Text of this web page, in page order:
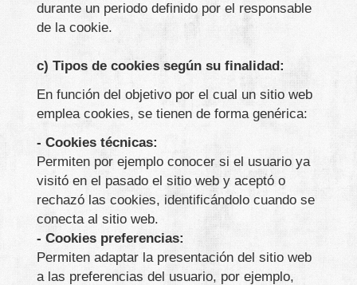
durante un periodo definido por el responsable
de la cookie.
c) Tipos de cookies según su finalidad:
En función del objetivo por el cual un sitio web
emplea cookies, se tienen de forma genérica:
- Cookies técnicas:
Permiten por ejemplo conocer si el usuario ya
visitó en el pasado el sitio web y aceptó o
rechazó las cookies, identificándolo cuando se
conecta al sitio web.
- Cookies preferencias:
Permiten adaptar la presentación del sitio web
a las preferencias del usuario, por ejemplo,